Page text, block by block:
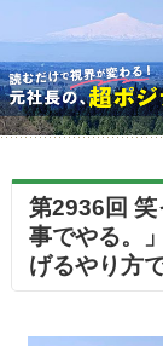
第2936回 笑
事でやる。
げるやり方